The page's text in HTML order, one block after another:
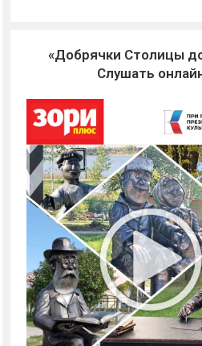
«Добрячки Столицы
Слушать